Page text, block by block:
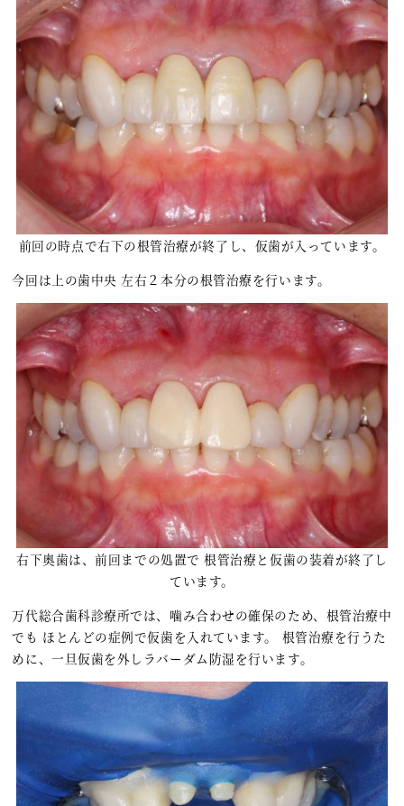
前回の時点で右下の根管治療が終了し、仮歯が入っています。
今回は上の歯中央 左右２本分の根管治療を行います。
右下奥歯は、前回までの処置で 根管治療と仮歯の装着が終了し
ています。
万代総合歯科診療所では、噛み合わせの確保のため、根管治療中
でも ほとんどの症例で仮歯を入れています。 根管治療を行うた
めに、一旦仮歯を外しラバーダム防湿を行います。